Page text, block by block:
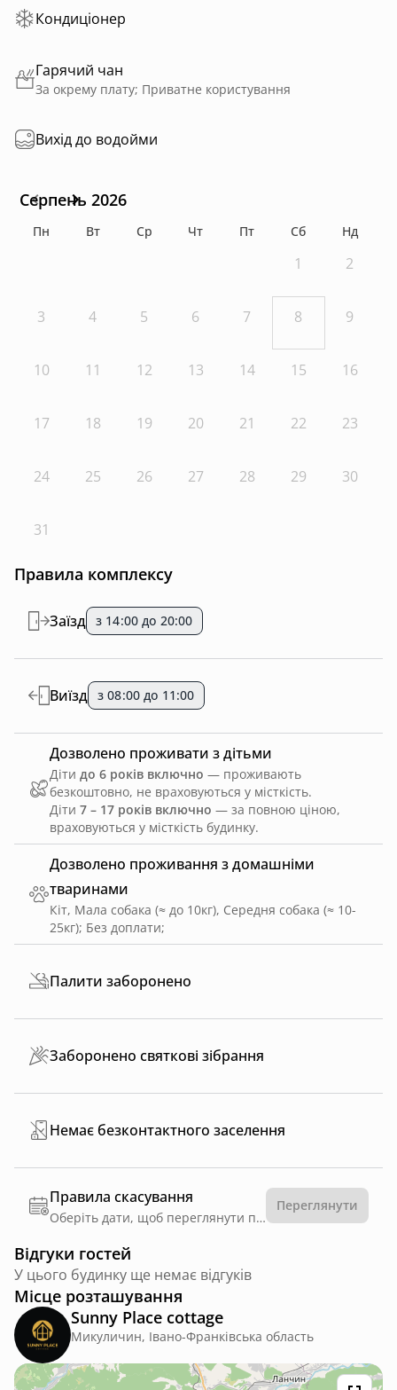
Кондиціонер
Гарячий чан
За окрему плату; Приватне користування
Вихід до водойми
Серпень 2026
Пн Вт Ср Чт Пт Сб Нд
1 2
3 4 5 6 7 8 9
10 11 12 13 14 15 16
17 18 19 20 21 22 23
24 25 26 27 28 29 30
31
Правила комплексу
Дозволено проживання з домашніми
тваринами
Кіт, Мала собака (≈ до 10кг), Середня собака (≈ 10-
25кг); Без доплати;
Заїзд з 14:00 до 20:00
Виїзд з 08:00 до 11:00
Дозволено проживати з дітьми
Діти до 6 років включно — проживають
безкоштовно, не враховуються у місткість.
Діти 7 – 17 років включно — за повною ціною,
враховуються у місткість будинку.
Палити заборонено
Заборонено святкові зібрання
Немає безконтактного заселення
Правила скасування
Оберіть дати, щоб переглянути правила
Переглянути
Відгуки гостей
У цього будинку ще немає відгуків
Місце розташування
Sunny Place cottage
Микуличин, Івано-Франківська область